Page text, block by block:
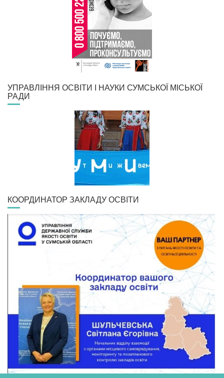
УПРАВЛІННЯ ОСВІТИ І НАУКИ СУМСЬКОЇ МІСЬКОЇ
РАДИ
КООРДИНАТОР ЗАКЛАДУ ОСВІТИ